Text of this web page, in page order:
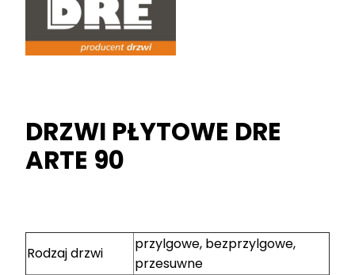
DRZWI PŁYTOWE DRE
ARTE 90
Rodzaj drzwi
przylgowe, bezprzylgowe,
przesuwne